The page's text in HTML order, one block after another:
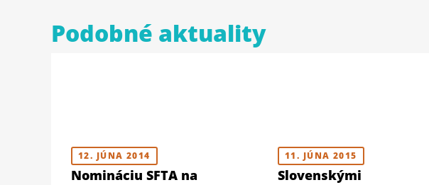
Podobné aktuality
12. JÚNA 2014
Nomináciu SFTA na
11. JÚNA 2015
Slovenskými